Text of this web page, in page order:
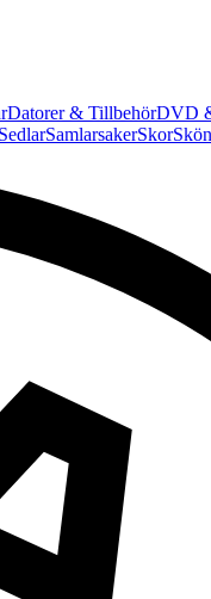
Datorer & TillbehörDVD
SamlarsakerSkor